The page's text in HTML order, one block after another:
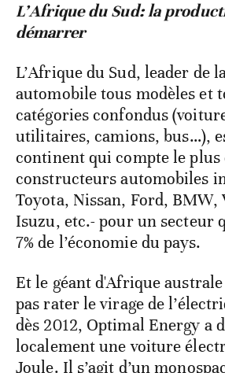
L’Afrique du Sud: la
démarrer
L’Afrique du Sud, leader de
automobile tous modèles et
catégories confondus
utilitaires, camions, bus…),
continent qui compte le plus
constructeurs automobiles
Toyota, Nissan, Ford, BMW,
Isuzu, etc.- pour un secteur
7% de l’économie du pays.
Et le géant d'Afrique
pas rater le virage de
dès 2012, Optimal Energy a
localement une voiture
Joule. Il s’agit d’un